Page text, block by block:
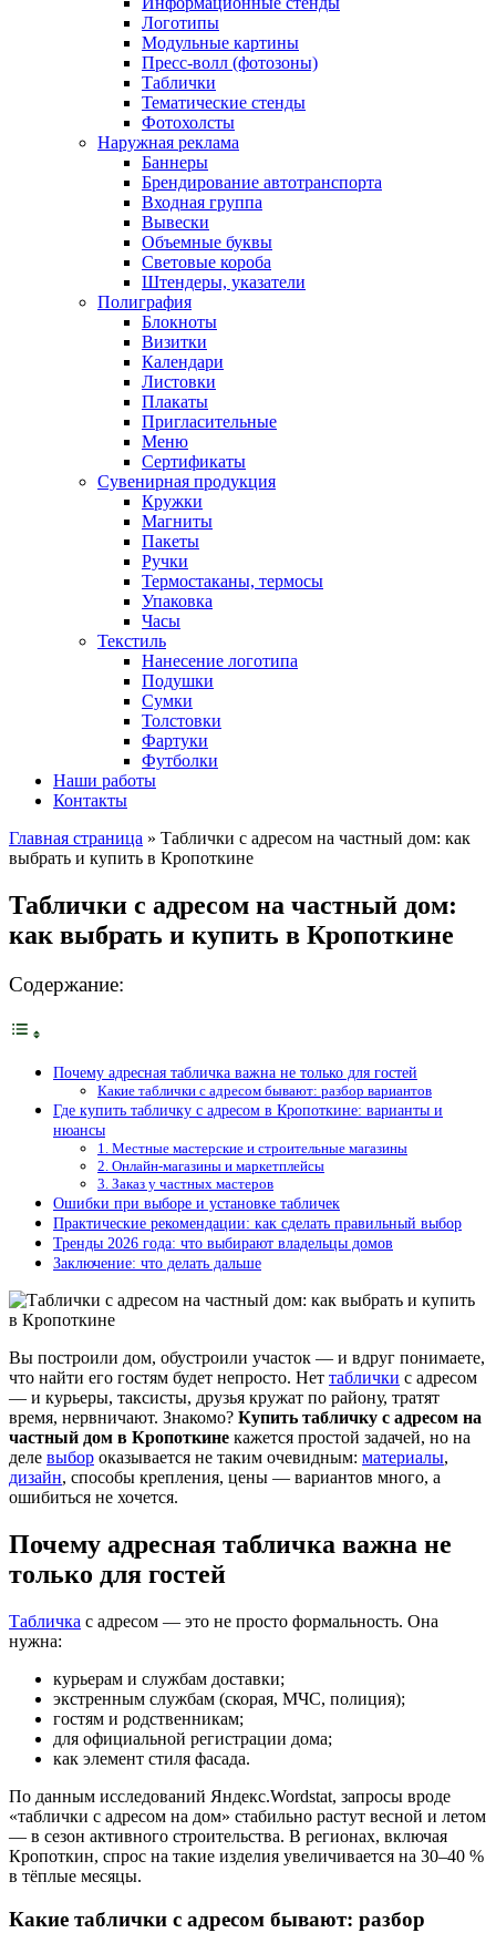
Логотипы
Модульные картины
Пресс-волл (фотозоны)
Таблички
Тематические стенды
Фотохолсты
Наружная реклама
Баннеры
Брендирование автотранспорта
Входная группа
Вывески
Объемные буквы
Световые короба
Штендеры, указатели
Полиграфия
Блокноты
Визитки
Календари
Листовки
Плакаты
Пригласительные
Меню
Сертификаты
Сувенирная продукция
Кружки
Магниты
Пакеты
Ручки
Термостаканы, термосы
Упаковка
Часы
Текстиль
Нанесение логотипа
Подушки
Сумки
Толстовки
Фартуки
Футболки
Наши работы
Контакты
Главная страница » Таблички с адресом на частный дом: как
выбрать и купить в Кропоткине
Таблички с адресом на частный дом:
как выбрать и купить в Кропоткине
Содержание:
Почему адресная табличка важна не только для гостей
Какие таблички с адресом бывают: разбор вариантов
Где купить табличку с адресом в Кропоткине: варианты и
нюансы
1. Местные мастерские и строительные магазины
2. Онлайн‑магазины и маркетплейсы
3. Заказ у частных мастеров
Ошибки при выборе и установке табличек
Практические рекомендации: как сделать правильный выбор
Тренды 2026 года: что выбирают владельцы домов
Заключение: что делать дальше
Вы построили дом, обустроили участок — и вдруг понимаете,
что найти его гостям будет непросто. Нет таблички с адресом
— и курьеры, таксисты, друзья кружат по району, тратят
время, нервничают. Знакомо? Купить табличку с адресом на
частный дом в Кропоткине кажется простой задачей, но на
деле выбор оказывается не таким очевидным: материалы,
дизайн, способы крепления, цены — вариантов много, а
ошибиться не хочется.
Почему адресная табличка важна не
только для гостей
Табличка с адресом — это не просто формальность. Она
нужна:
курьерам и службам доставки;
экстренным службам (скорая, МЧС, полиция);
гостям и родственникам;
для официальной регистрации дома;
как элемент стиля фасада.
По данным исследований Яндекс.Wordstat, запросы вроде
«таблички с адресом на дом» стабильно растут весной и летом
— в сезон активного строительства. В регионах, включая
Кропоткин, спрос на такие изделия увеличивается на 30–40 %
в тёплые месяцы.
Какие таблички с адресом бывают: разбор